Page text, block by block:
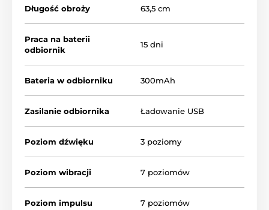
Obroża antyszczekowa Reedog NoBark
szczekanie psa. Posiada innowacyjną technologię,
która sprawia, że wykrywanie jest precyzyjne i szybkie.
Dźwięki nie będą mylące, a obroża nie zostanie
Rodzaj korekty
Obroża posiada 3 tryby treningu -
wibracje i
impuls elektrostatyczny
Można wybrać3 poziomy dźwięku,7 poziomów
wibracji i 7 poziomów impulsu elektrostatycznego.
Długość obroży 63,5 cm
Praca na baterii
odbiornik
15 dni
Bateria w odbiorniku 300mAh
Zasilanie odbiornika Ładowanie USB
Poziom dźwięku 3 poziomy
Poziom wibracji 7 poziomów
Poziom impulsu 7 poziomów